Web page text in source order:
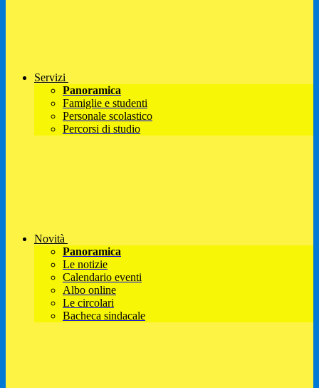
Servizi
Panoramica
Famiglie e studenti
Personale scolastico
Percorsi di studio
Novità
Panoramica
Le notizie
Calendario eventi
Albo online
Le circolari
Bacheca sindacale